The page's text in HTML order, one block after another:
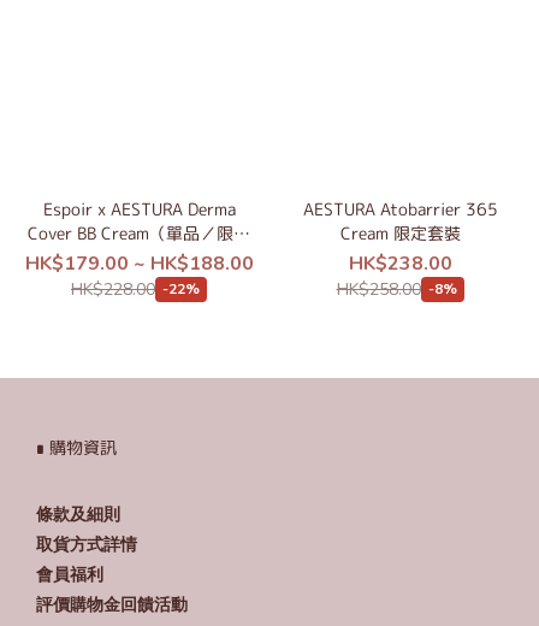
Espoir x AESTURA Derma
Cover BB Cream（單品／限定
套裝）
HK$179.00 ~ HK$188.00
HK$228.00 -22%
AESTURA Atobarrier 365
Cream 限定套裝
HK$238.00
HK$258.00 -8%
∎ 購物資訊
條款及細則
取貨方式詳情
會員福利
評價購物金回饋活動